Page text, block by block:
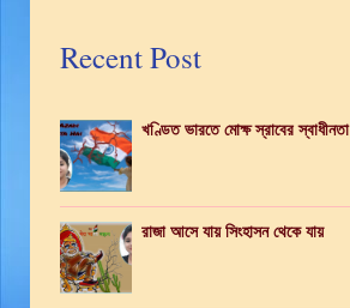
Recent Post
খণ্ডিত ভারতে মোক্ষ স্রাবের স্বাধীনতা
রাজা আসে যায় সিংহাসন থেকে যায়